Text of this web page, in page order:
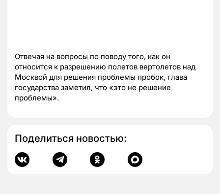
Отвечая на вопросы по поводу того, как он
относится к разрешению полетов вертолетов над
Москвой для решения проблемы пробок, глава
государства заметил, что «это не решение
проблемы».
Поделиться новостью: